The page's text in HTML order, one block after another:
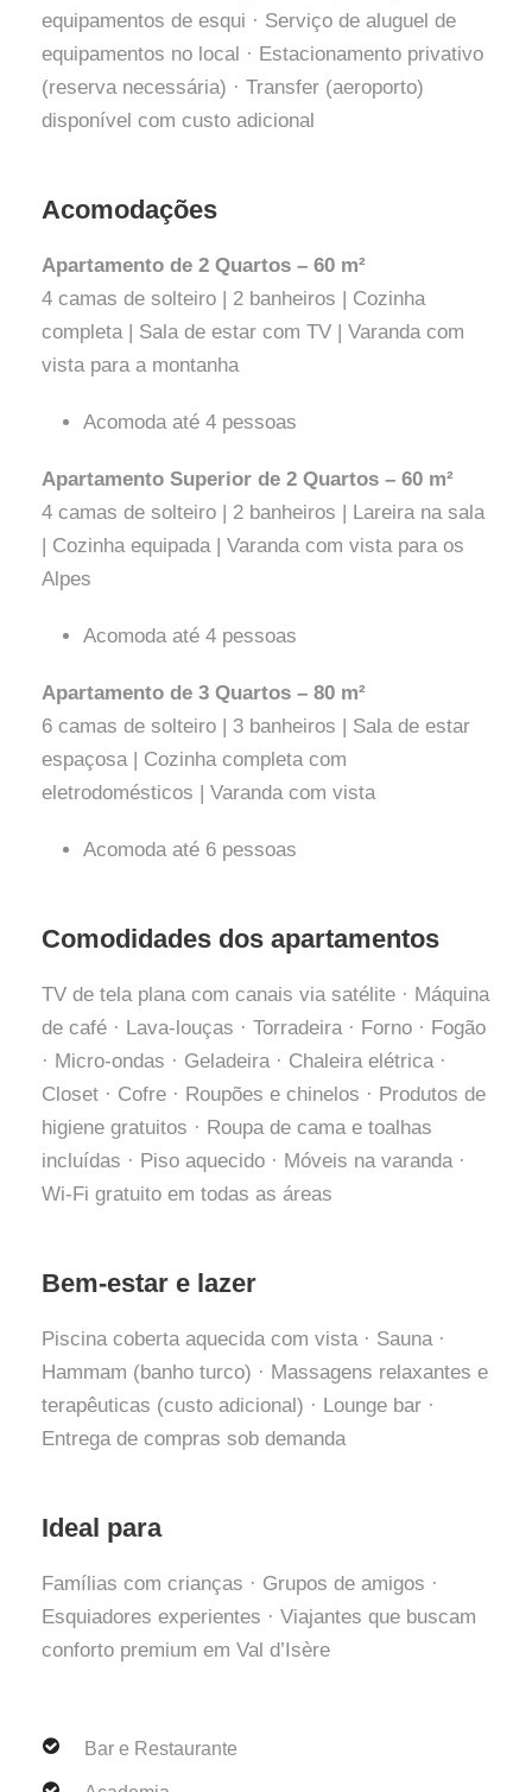
equipamentos de esqui · Serviço de aluguel de
equipamentos no local · Estacionamento privativo
(reserva necessária) · Transfer (aeroporto)
disponível com custo adicional
Acomodações
Apartamento de 2 Quartos – 60 m²
4 camas de solteiro | 2 banheiros | Cozinha
completa | Sala de estar com TV | Varanda com
vista para a montanha
Acomoda até 4 pessoas
Apartamento Superior de 2 Quartos – 60 m²
4 camas de solteiro | 2 banheiros | Lareira na sala
| Cozinha equipada | Varanda com vista para os
Alpes
Acomoda até 4 pessoas
Apartamento de 3 Quartos – 80 m²
6 camas de solteiro | 3 banheiros | Sala de estar
espaçosa | Cozinha completa com
eletrodomésticos | Varanda com vista
Acomoda até 6 pessoas
Comodidades dos apartamentos
TV de tela plana com canais via satélite · Máquina
de café · Lava-louças · Torradeira · Forno · Fogão
· Micro-ondas · Geladeira · Chaleira elétrica ·
Closet · Cofre · Roupões e chinelos · Produtos de
higiene gratuitos · Roupa de cama e toalhas
incluídas · Piso aquecido · Móveis na varanda ·
Wi-Fi gratuito em todas as áreas
Bem-estar e lazer
Piscina coberta aquecida com vista · Sauna ·
Hammam (banho turco) · Massagens relaxantes e
terapêuticas (custo adicional) · Lounge bar ·
Entrega de compras sob demanda
Ideal para
Famílias com crianças · Grupos de amigos ·
Esquiadores experientes · Viajantes que buscam
conforto premium em Val d’Isère
Bar e Restaurante